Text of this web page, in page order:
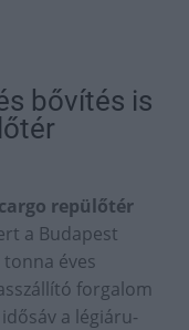
bővítés is
repülőtér
a Budapest
éves
forgalom
a légiáru-